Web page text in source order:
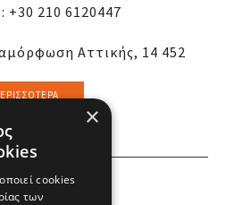
+30 210 6120447
Αττικής, 14 452
ΕΜΕΙΣ
×
cookies
των